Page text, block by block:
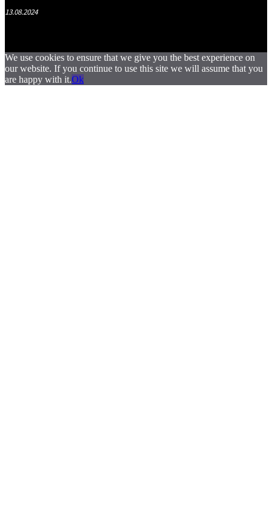
13.08.2024
We use cookies to ensure that we give you the best experience on
our website. If you continue to use this site we will assume that you
are happy with it.Ok